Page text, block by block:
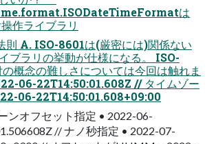
は
作ライブラリ
A. ISO-8601は(厳密には)関係ない
ブラリの挙動が仕様になる。 ISO-
概念の難しさについては今回は触れま
06-22T14:50:01.608Z // タイムゾー
06-22T14:50:01.608+09:00
ンオフセット指定 • 2022-06-
// ナノ秒指定 • 2022-07-